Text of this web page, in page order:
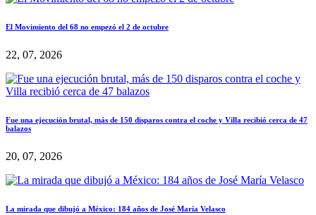
El Movimiento del 68 no empezó el 2 de octubre
22, 07, 2026
Fue una ejecución brutal, más de 150 disparos contra el coche y Villa recibió cerca de 47
balazos
20, 07, 2026
La mirada que dibujó a México: 184 años de José María Velasco